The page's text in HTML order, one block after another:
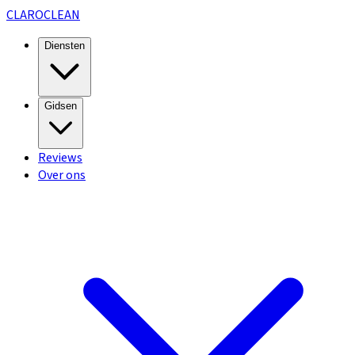
CLAROCLEAN
Diensten
Gidsen
Reviews
Over ons